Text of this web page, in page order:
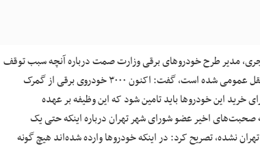
مدیر طرح خودروهای برقی وزارت صمت درباره آنچه سبب توقف
جریان ورود خودروهای برقی به سیستم حمل‌ونقل عمومی شده است، گفت: اکنون ۳۰۰۰ خودروی برقی از گمرک
این خودروها باید تامین شود که این وظیفه بر عهده
اخیر عضو شورای شهر تهران درباره اینکه حتی یک
نشده، تصریح کرد: در اینکه خودروها وارده شده‌اند هیچ گونه